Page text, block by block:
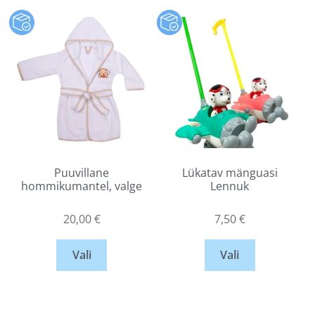
Puuvillane
hommikumantel, valge
20,00€
Vali
Lükatav mänguasi
Lennuk
7,50€
Vali